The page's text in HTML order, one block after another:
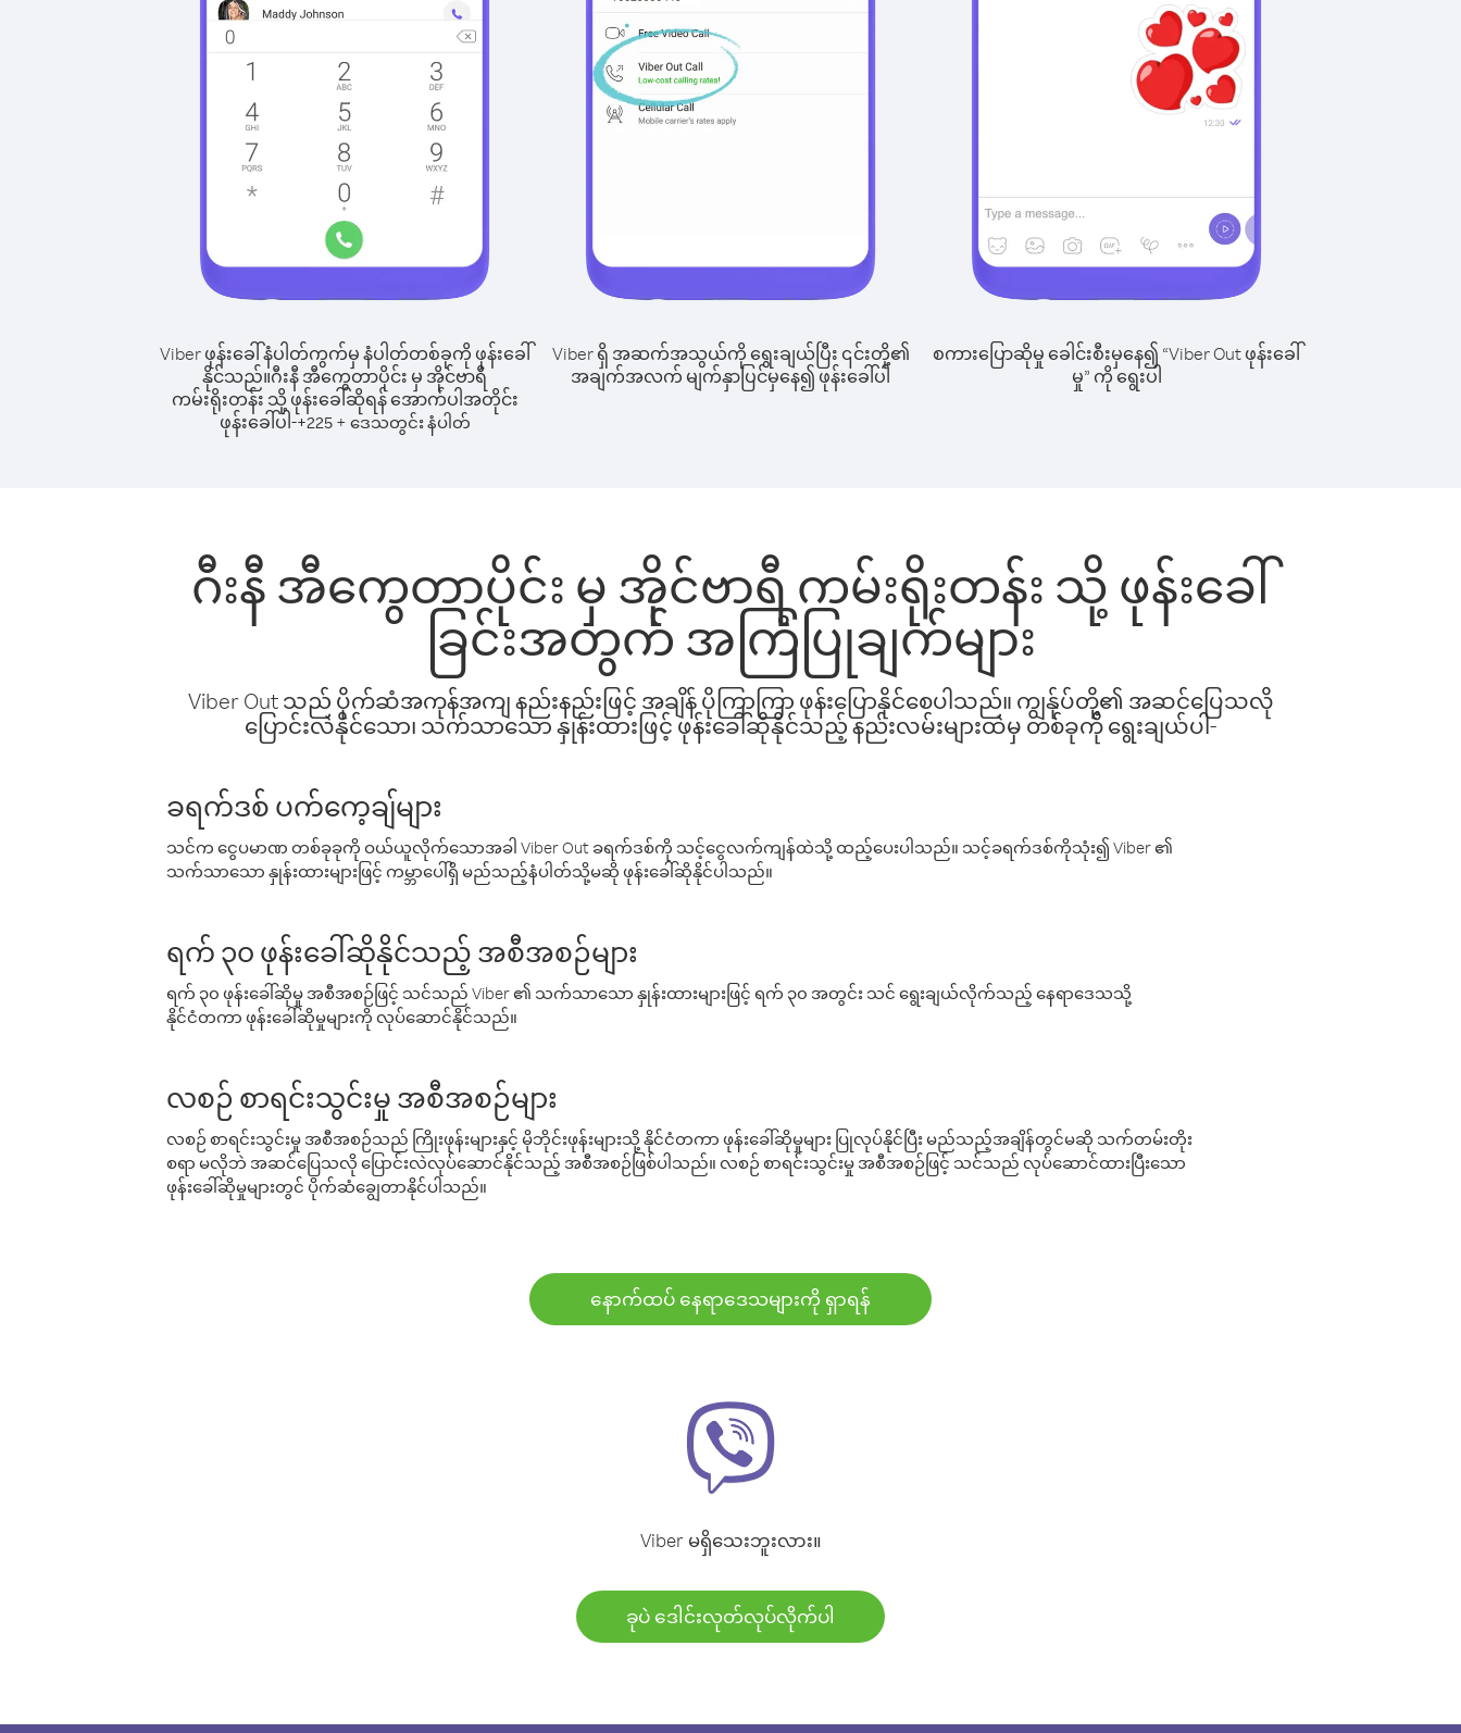
Viber ဖုန်းခေါ်နံပါတ်ကွက်မှ နံပါတ်တစ်ခုကို ဖုန်းခေါ်
နိုင်သည်။ဂီးနီ အီကွေတာပိုင်း မှ အိုင်ဗာရီ
ကမ်းရိုးတန်း သို့ ဖုန်းခေါ်ဆိုရန် အောက်ပါအတိုင်း
ဖုန်းခေါ်ပါ-+225+ ဒေသတွင်း နံပါတ်
Viber ရှိ အဆက်အသွယ်ကို ရွေးချယ်ပြီး ၎င်းတို့၏
အချက်အလက် မျက်နှာပြင်မှနေ၍ ဖုန်းခေါ်ပါ
စကားပြောဆိုမှု ခေါင်းစီးမှနေ၍ “Viber Out ဖုန်းခေါ်
မှု” ကို ရွေးပါ
ဂီးနီ အီကွေတာပိုင်း မှ အိုင်ဗာရီ ကမ်းရိုးတန်း သို့ ဖုန်းခေါ်
ခြင်းအတွက် အကြံပြုချက်များ
Viber Out သည် ပိုက်ဆံအကုန်အကျ နည်းနည်းဖြင့် အချိန် ပိုကြာကြာ ဖုန်းပြောနိုင်စေပါသည်။ ကျွန်ုပ်တို့၏ အဆင်ပြေသလို
ပြောင်းလဲနိုင်သော၊ သက်သာသော နှုန်းထားဖြင့် ဖုန်းခေါ်ဆိုနိုင်သည့် နည်းလမ်းများထဲမှ တစ်ခုကို ရွေးချယ်ပါ-
ခရက်ဒစ် ပက်ကေ့ချ်များ
သင်က ငွေပမာဏ တစ်ခုခုကို ဝယ်ယူလိုက်သောအခါ Viber Out ခရက်ဒစ်ကို သင့်ငွေလက်ကျန်ထဲသို့ ထည့်ပေးပါသည်။ သင့်ခရက်ဒစ်ကိုသုံး၍ Viber ၏
သက်သာသော နှုန်းထားများဖြင့် ကမ္ဘာပေါ်ရှိ မည်သည့်နံပါတ်သို့မဆို ဖုန်းခေါ်ဆိုနိုင်ပါသည်။
ရက် ၃၀ ဖုန်းခေါ်ဆိုနိုင်သည့် အစီအစဉ်များ
ရက် ၃၀ ဖုန်းခေါ်ဆိုမှု အစီအစဉ်ဖြင့် သင်သည် Viber ၏ သက်သာသော နှုန်းထားများဖြင့် ရက် ၃၀ အတွင်း သင် ရွေးချယ်လိုက်သည့် နေရာဒေသသို့
နိုင်ငံတကာ ဖုန်းခေါ်ဆိုမှုများကို လုပ်ဆောင်နိုင်သည်။
လစဉ် စာရင်းသွင်းမှု အစီအစဉ်များ
လစဉ် စာရင်းသွင်းမှု အစီအစဉ်သည် ကြိုးဖုန်းများနှင့် မိုဘိုင်းဖုန်းများသို့ နိုင်ငံတကာ ဖုန်းခေါ်ဆိုမှုများ ပြုလုပ်နိုင်ပြီး မည်သည့်အချိန်တွင်မဆို သက်တမ်းတိုး
စရာ မလိုဘဲ အဆင်ပြေသလို ပြောင်းလဲလုပ်ဆောင်နိုင်သည့် အစီအစဉ်ဖြစ်ပါသည်။ လစဉ် စာရင်းသွင်းမှု အစီအစဉ်ဖြင့် သင်သည် လုပ်ဆောင်ထားပြီးသော
ဖုန်းခေါ်ဆိုမှုများတွင် ပိုက်ဆံချွေတာနိုင်ပါသည်။
နောက်ထပ် နေရာဒေသများကို ရှာရန်
Viber မရှိသေးဘူးလား။
ခုပဲ ဒေါင်းလုတ်လုပ်လိုက်ပါ